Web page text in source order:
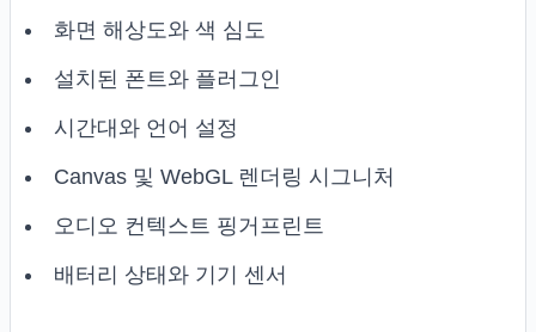
화면 해상도와 색 심도
설치된 폰트와 플러그인
시간대와 언어 설정
Canvas 및 WebGL 렌더링 시그니처
오디오 컨텍스트 핑거프린트
배터리 상태와 기기 센서